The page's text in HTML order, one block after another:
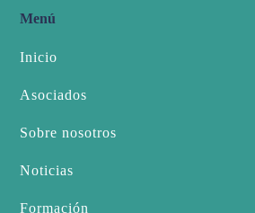
Menú
Inicio
Asociados
Sobre nosotros
Noticias
Formación